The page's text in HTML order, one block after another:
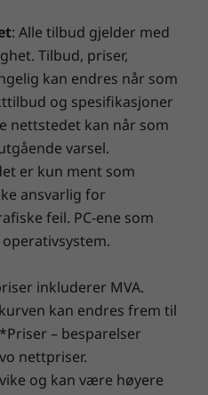
fastvaren bruker
muligheten for
, parallell-, USB-, lyd-
så du kan
kan du konfigurere
for å
ekstra fysisk
det valgfrie låsesettet
at
til systemet.
USB)
: Alle tilbud gjelder med
Tilbud, priser,
kan endres når som
og spesifikasjoner
nettstedet kan når som
varsel.
er kun ment som
ansvarlig for
feil. PC-ene som
inkluderer MVA.
kan endres frem til
– besparelser
nettpriser.
og kan være høyere